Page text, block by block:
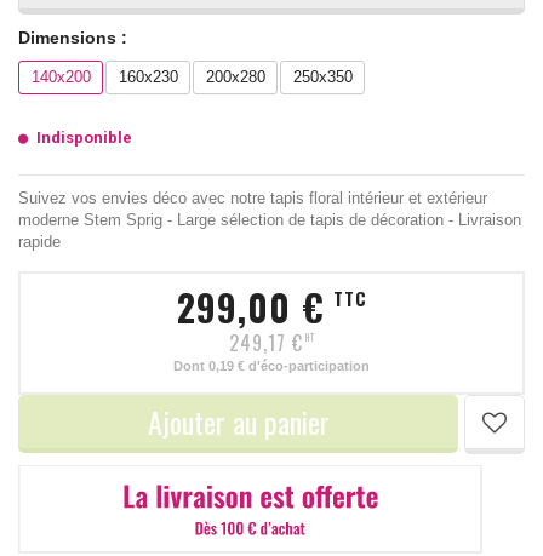
Dimensions :
140x200 160x230 200x280 250x350
Indisponible
Suivez vos envies déco avec notre tapis floral intérieur et extérieur
moderne Stem Sprig - Large sélection de tapis de décoration - Livraison
rapide
299,00 € TTC
249,17 € HT
Dont 0,19 € d'éco-participation
Ajouter au panier